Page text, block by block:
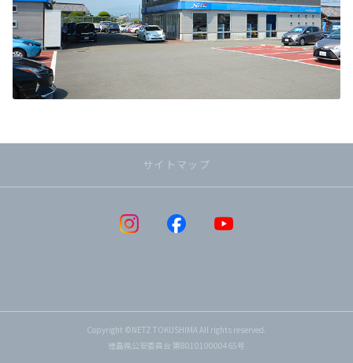
サイトマップ
Copyright ©NETZ TOKUSHIMA All rights reserved.
徳島県公安委員会 第801010000465号